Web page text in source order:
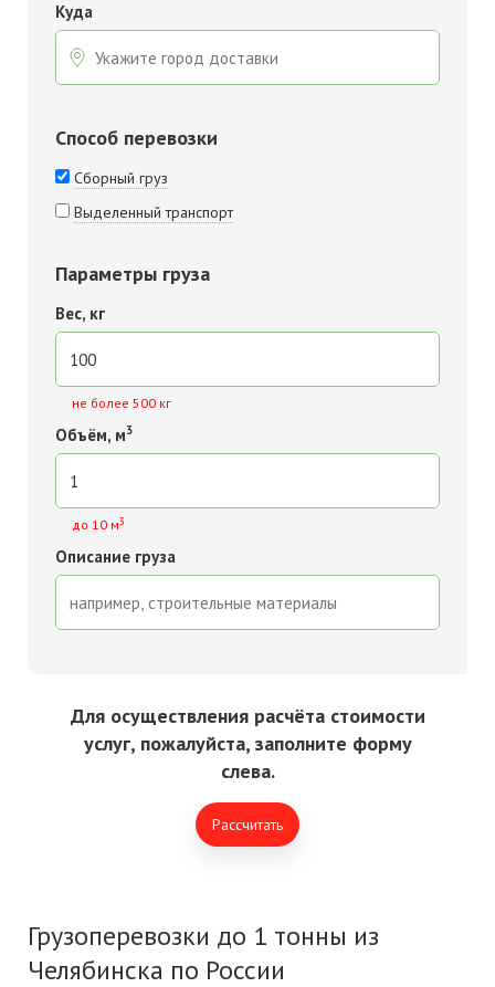
Куда
Способ перевозки
Сборный груз
Выделенный транспорт
Параметры груза
Вес, кг
не более 500 кг
Объём, м3
до 10 м3
Описание груза
Для осуществления расчёта стоимости
услуг, пожалуйста, заполните форму
слева.
Рассчитать
Грузоперевозки до 1 тонны из
Челябинска по России